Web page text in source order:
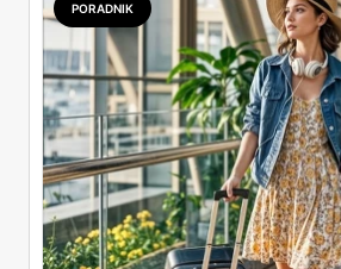
PORADNIK